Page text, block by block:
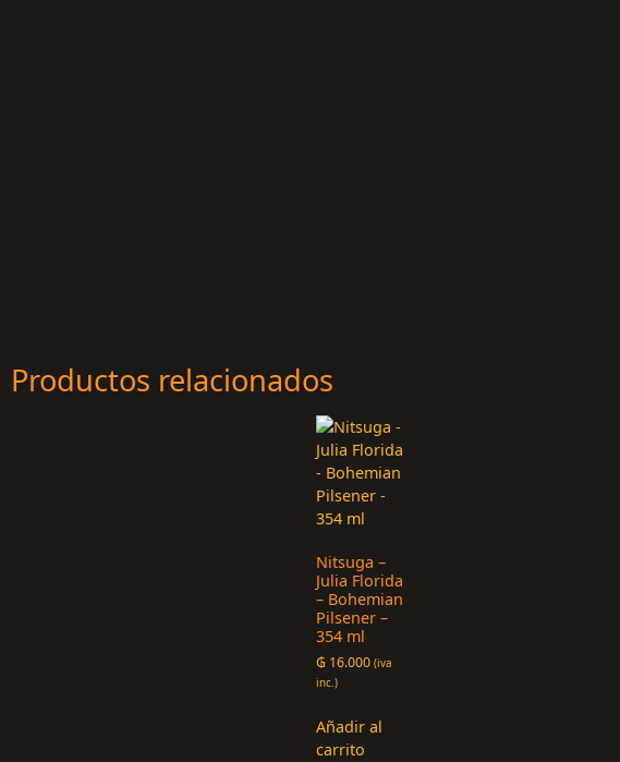
Productos relacionados
Nitsuga –
Julia Florida
– Bohemian
Pilsener –
354 ml
₲ 16.000 (iva
inc.)
Añadir al
carrito